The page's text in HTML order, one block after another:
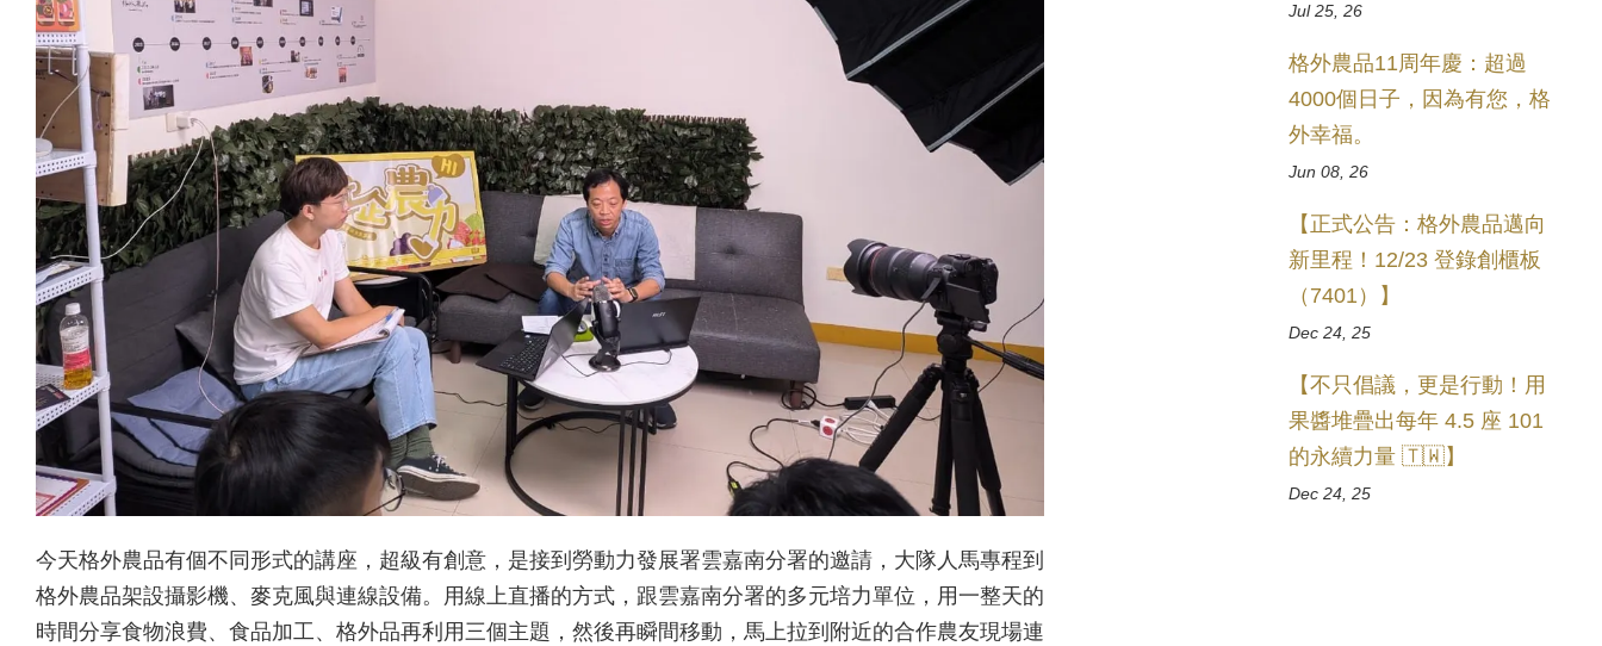
今天格外農品有個不同形式的講座，超級有創意，是接到勞動力發展署雲嘉南分署的邀請，大隊人馬專程到
格外農品架設攝影機、麥克風與連線設備。用線上直播的方式，跟雲嘉南分署的多元培力單位，用一整天的
時間分享食物浪費、食品加工、格外品再利用三個主題，然後再瞬間移動，馬上拉到附近的合作農友現場連
Jul 25, 26
格外農品11周年慶：超過
4000個日子，因為有您，格
外幸福。
Jun 08, 26
【正式公告：格外農品邁向
新里程！12/23 登錄創櫃板
（7401）】
Dec 24, 25
【不只倡議，更是行動！用
果醬堆疊出每年 4.5 座 101
的永續力量 🇹🇼】
Dec 24, 25